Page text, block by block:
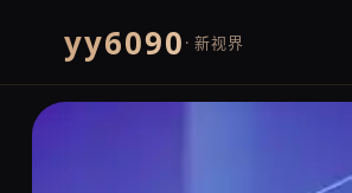
yy6090 · 新视界